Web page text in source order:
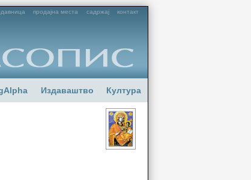
продајна места садржај контакт
Издаваштво Култура